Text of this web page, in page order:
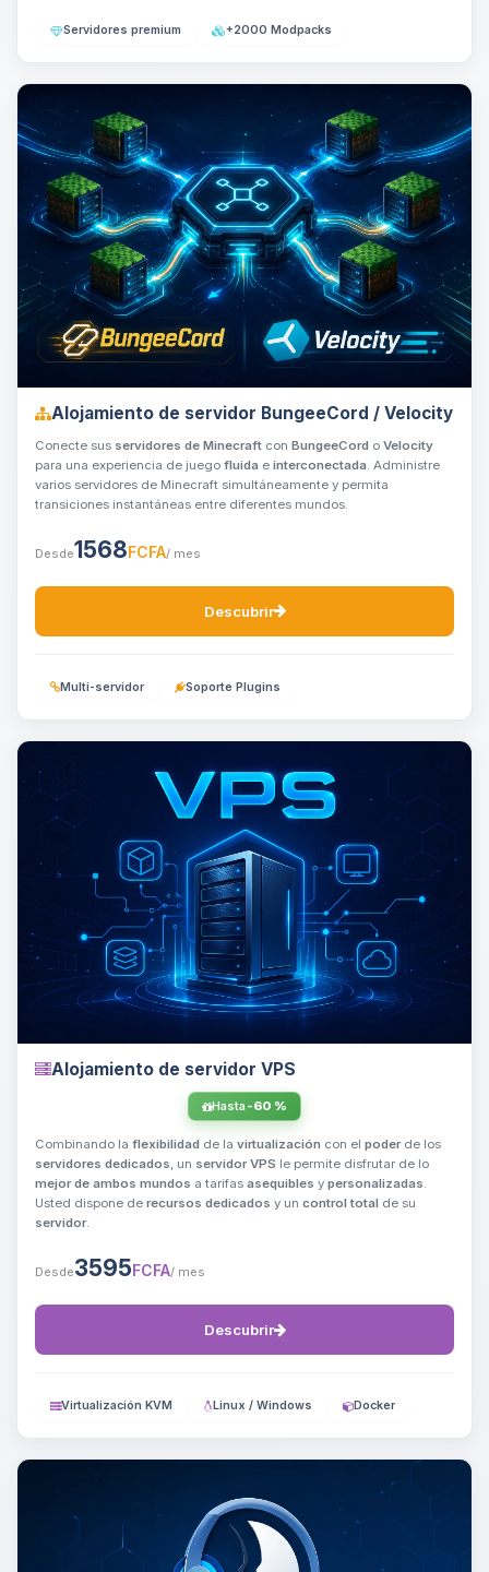
Servidores premium +2000 Modpacks
Alojamiento de servidor BungeeCord / Velocity
Conecte sus servidores de Minecraft con BungeeCord o Velocity
para una experiencia de juego fluida e interconectada. Administre
varios servidores de Minecraft simultáneamente y permita
transiciones instantáneas entre diferentes mundos.
Desde1568FCFA/ mes
Descubrir
Multi-servidor Soporte Plugins
Alojamiento de servidor VPS
Hasta -60 %
Combinando la flexibilidad de la virtualización con el poderde los
servidores dedicados, un servidor VPS le permite disfrutar de lo
mejor de ambos mundos a tarifas asequibles y personalizadas.
Usted dispone de recursos dedicados y un control total de su
servidor.
Desde3595FCFA/ mes
Descubrir
Virtualización KVM Linux / Windows Docker